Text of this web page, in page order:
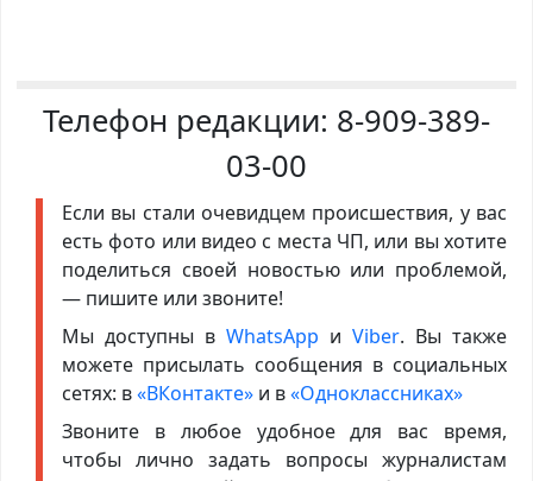
Телефон редакции: 8-909-389-
03-00
Если вы стали очевидцем происшествия, у вас
есть фото или видео с места ЧП, или вы хотите
поделиться своей новостью или проблемой,
— пишите или звоните!
Мы доступны в WhatsApp иViber. Вы также
можете присылать сообщения в социальных
сетях: в«ВКонтакте»и в«Одноклассниках»
Звоните в любое удобное для вас время,
чтобы лично задать вопросы журналистам